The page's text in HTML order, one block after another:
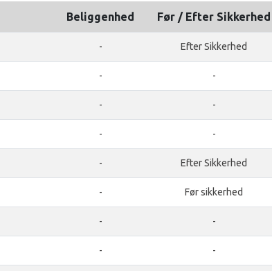
Beliggenhed Før / Efter Sikkerhed
- Efter Sikkerhed
- -
- -
- -
- Efter Sikkerhed
- Før sikkerhed
- -
- -